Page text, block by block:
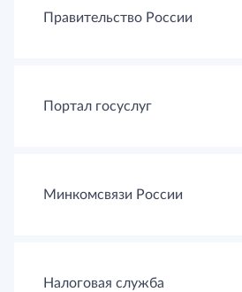
Правительство России
Портал госуслуг
Минкомсвязи России
Налоговая служба